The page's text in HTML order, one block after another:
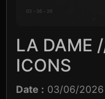
LA DAME
ICONS
Date : 03/06/2026